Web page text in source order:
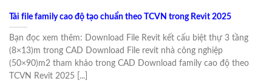
Tải file family cao độ tạo chuẩn theo TCVN trong Revit 2025
Bạn đọc xem thêm: Download File Revit kết cấu biệt thự 3 tầng
(8×13)m trong CAD Download File revit nhà công nghiệp
(50×90)m2 tham khảo trong CAD Download family cao độ theo
TCVN Revit 2025 [...]